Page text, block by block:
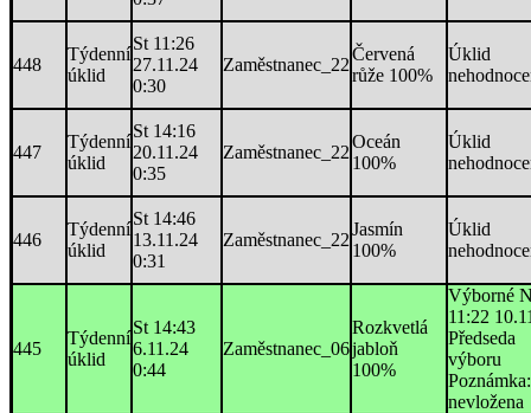
448
Týdenní
úklid
St 11:26
27.11.24
0:30
Zaměstnanec_22
Červená
růže 100%
Úklid
447
Týdenní
úklid
St 14:16
20.11.24
0:35
Zaměstnanec_22
Oceán
100%
Úklid
446
Týdenní
úklid
St 14:46
13.11.24
0:31
Zaměstnanec_22
Jasmín
100%
Úklid
445
Týdenní
úklid
St 14:43
6.11.24
0:44
Zaměstnanec_06
Rozkvetlá
jabloň
100%
Výborné
11:22
Předseda
výboru
Poznámka:
nevložena